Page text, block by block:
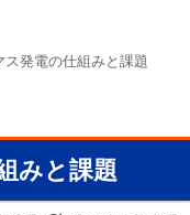
ス発電の仕組みと課題
みと課題